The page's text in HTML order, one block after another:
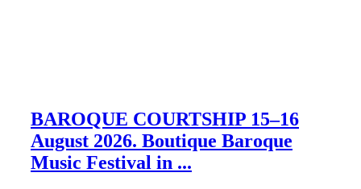
BAROQUE COURTSHIP 15–16
August 2026. Boutique Baroque
Music Festival in ...